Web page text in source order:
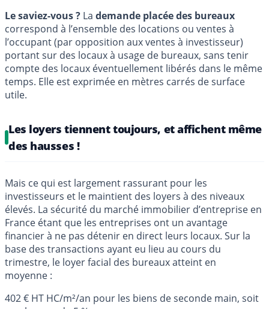
Le saviez-vous ? La demande placée des bureaux
correspond à l’ensemble des locations ou ventes à
l’occupant (par opposition aux ventes à investisseur)
portant sur des locaux à usage de bureaux, sans tenir
compte des locaux éventuellement libérés dans le même
temps. Elle est exprimée en mètres carrés de surface
utile.
Les loyers tiennent toujours, et affichent même
des hausses !
Mais ce qui est largement rassurant pour les
investisseurs et le maintient des loyers à des niveaux
élevés. La sécurité du marché immobilier d’entreprise en
France étant que les entreprises ont un avantage
financier à ne pas détenir en direct leurs locaux. Sur la
base des transactions ayant eu lieu au cours du
trimestre, le loyer facial des bureaux atteint en
moyenne :
402 € HT HC/m²/an pour les biens de seconde main, soit